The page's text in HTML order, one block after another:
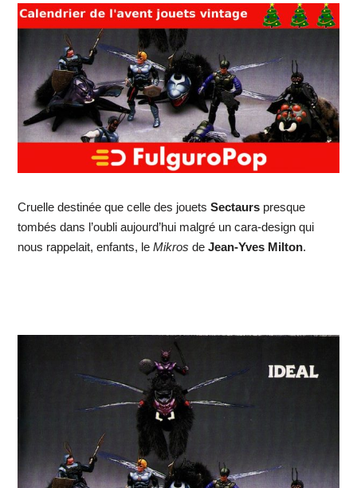
Cruelle destinée que celle des jouets Sectaurspresque
tombés dans l’oubli aujourd’hui malgré un cara-design qui
nous rappelait, enfants, le Mikros de Jean-Yves Milton.